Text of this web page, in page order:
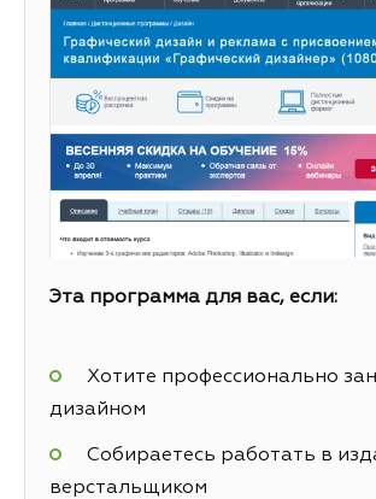
Эта программа для вас, если:
Хотите профессионально
дизайном
Собираетесь работать в
верстальщиком